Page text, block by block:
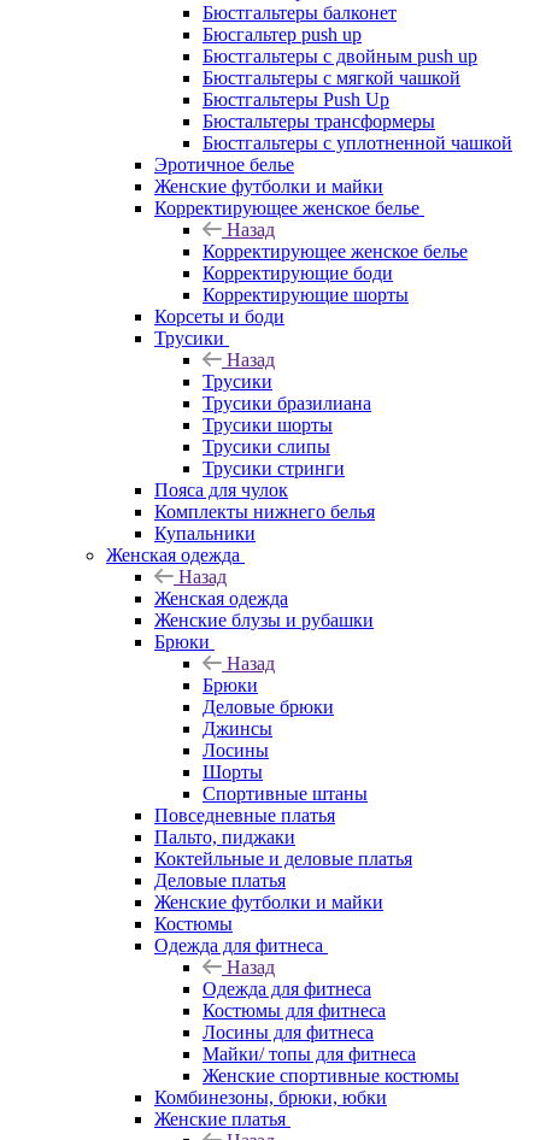
Бюстгальтеры балконет
Бюсгальтер push up
Бюстгальтеры с двойным push up
Бюстгальтеры с мягкой чашкой
Бюстгальтеры Push Up
Бюстальтеры трансформеры
Бюстгальтеры с уплотненной чашкой
Эротичное белье
Женские футболки и майки
Корректирующее женское белье
Назад
Корректирующее женское белье
Корректирующие боди
Корректирующие шорты
Корсеты и боди
Трусики
Назад
Трусики
Трусики бразилиана
Трусики шорты
Трусики слипы
Трусики стринги
Пояса для чулок
Комплекты нижнего белья
Купальники
Женская одежда
Назад
Женская одежда
Женские блузы и рубашки
Брюки
Назад
Брюки
Деловые брюки
Джинсы
Лосины
Шорты
Спортивные штаны
Повседневные платья
Пальто, пиджаки
Коктейльные и деловые платья
Деловые платья
Женские футболки и майки
Костюмы
Одежда для фитнеса
Назад
Одежда для фитнеса
Костюмы для фитнеса
Лосины для фитнеса
Майки/ топы для фитнеса
Женские спортивные костюмы
Комбинезоны, брюки, юбки
Женские платья